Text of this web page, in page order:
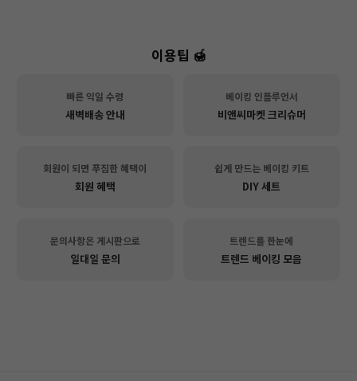
이용팁 🍯
빠른 익일 수령
새벽배송 안내
베이킹 인플루언서
비앤씨마켓 크리슈머
회원이 되면 푸짐한 혜택이
회원 혜택
쉽게 만드는 베이킹 키트
DIY 세트
문의사항은 게시판으로
일대일 문의
트렌드를 한눈에
트렌드 베이킹 모음